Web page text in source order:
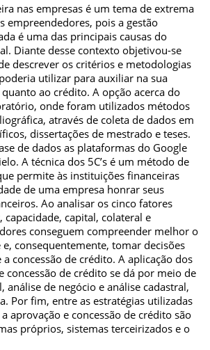
nas empresas é um tema de extrema
empreendedores, pois a gestão
é uma das principais causas do
Diante desse contexto objetivou-se
descrever os critérios e metodologias
utilizar para auxiliar na sua
ao crédito. A opção acerca do
onde foram utilizados métodos
através de coleta de dados em
dissertações de mestrado e teses.
de dados as plataformas do Google
A técnica dos 5C’s é um método de
permite às instituições financeiras
de uma empresa honrar seus
Ao analisar os cinco fatores
capacidade, capital, colateral e
conseguem compreender melhor o
consequentemente, tomar decisões
concessão de crédito. A aplicação dos
concessão de crédito se dá por meio de
análise de negócio e análise cadastral,
Por fim, entre as estratégias utilizadas
aprovação e concessão de crédito são
próprios, sistemas terceirizados e o